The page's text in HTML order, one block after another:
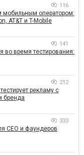
116
мобильным оператором:
AT&T и T-Mobile
141
во время тестирования:
212
рекламу с
бренда
333
CEO и фаундеров